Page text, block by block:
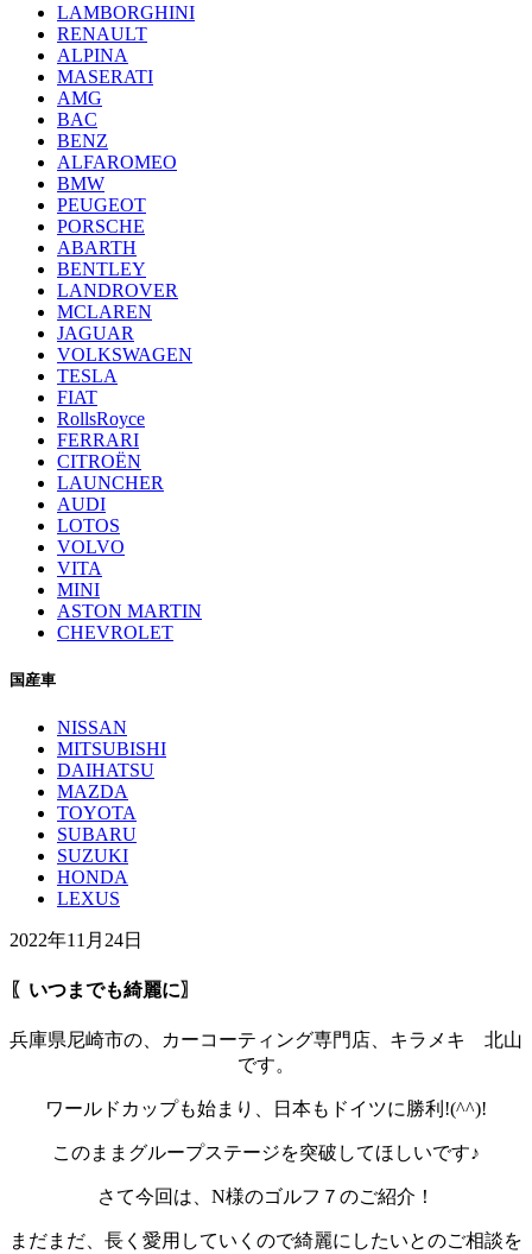
LAMBORGHINI
RENAULT
ALPINA
MASERATI
AMG
BAC
BENZ
ALFAROMEO
BMW
PEUGEOT
PORSCHE
ABARTH
BENTLEY
LANDROVER
MCLAREN
JAGUAR
VOLKSWAGEN
TESLA
FIAT
RollsRoyce
FERRARI
CITROËN
LAUNCHER
AUDI
LOTOS
VOLVO
VITA
MINI
ASTON MARTIN
CHEVROLET
国産車
NISSAN
MITSUBISHI
DAIHATSU
MAZDA
TOYOTA
SUBARU
SUZUKI
HONDA
LEXUS
2022年11月24日
〖いつまでも綺麗に〗
兵庫県尼崎市の、カーコーティング専門店、キラメキ 北山
です。
ワールドカップも始まり、日本もドイツに勝利!(^^)!
このままグループステージを突破してほしいです♪
さて今回は、N様のゴルフ７のご紹介！
まだまだ、長く愛用していくので綺麗にしたいとのご相談を